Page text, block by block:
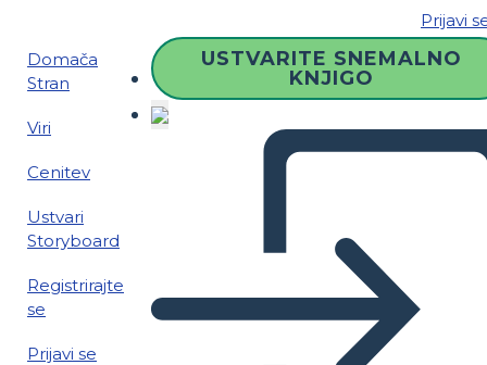
Prijavi
Domača
Stran
Viri
Cenitev
Ustvari
Storyboard
Registrirajte
se
Prijavi se
USTVARITE SNEMALNO
KNJIGO